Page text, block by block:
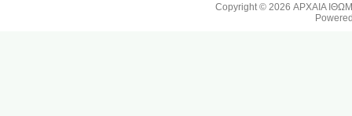
Copyright © 2026ΑΡΧΑΙΑ